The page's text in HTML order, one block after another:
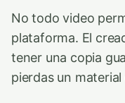
No todo video
plataforma. El
tener una copia
pierdas un